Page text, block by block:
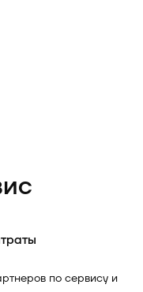
по сервису и